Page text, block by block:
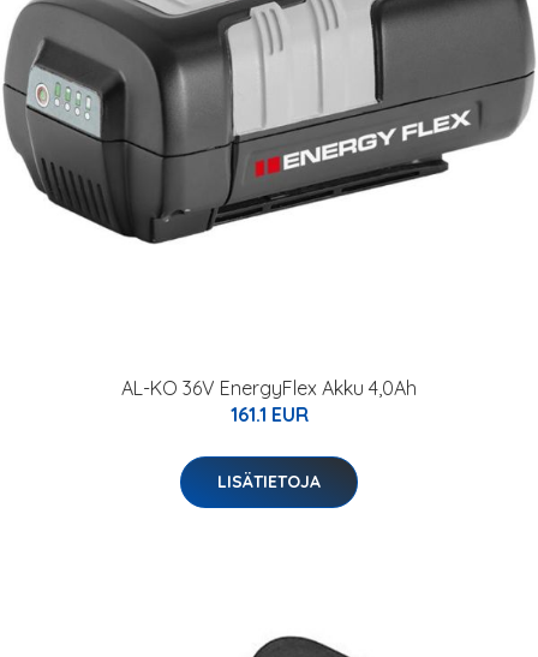
AL-KO 36V EnergyFlex Akku 4,0Ah
161.1 EUR
LISÄTIETOJA